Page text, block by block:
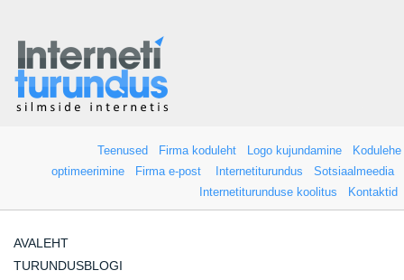
Teenused Firma koduleht Logo kujundamine
Kodulehe
optimeerimine
Firma e-post Internetiturundus
Sotsiaalmeedia
Internetiturunduse koolitus
Kontaktid
AVALEHT
TURUNDUSBLOGI